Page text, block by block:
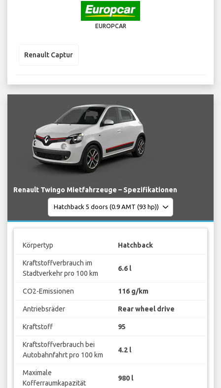
EUROPCAR
Renault Captur
Renault Twingo Mietfahrzeuge – Spezifikationen
Körpertyp Hatchback
Kraftstoffverbrauch im
Stadtverkehr pro 100 km
6.6 l
CO2-Emissionen 116 g/km
Antriebsräder Rear wheel drive
Kraftstoff 95
Kraftstoffverbrauch bei
Autobahnfahrt pro 100 km
4.2 l
Maximale
Kofferraumkapazität
980 l